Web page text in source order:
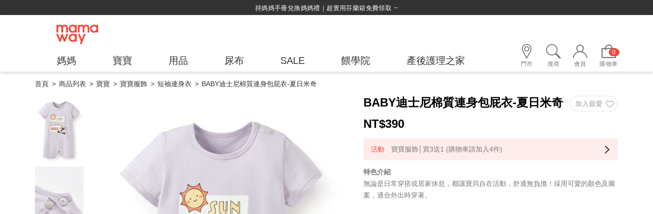
持媽媽手冊兌換媽媽禮｜超實用芬蘭箱免費領取 ~
媽媽 寶寶 用品 尿布 SALE 餵學院 產後護理之家 門市 搜尋 會員
0
購物車
首頁 商品列表 寶寶 寶寶服飾 短袖連身衣 BABY迪士尼棉質連身包屁衣-夏日米奇
BABY迪士尼棉質連身包屁衣-夏日米奇
NT$390
寶寶服飾│買3送1 (購物車請加入4件)
特色介紹
無論是日常穿搭或居家休息，都讓寶貝自在活動，舒適無負擔！採用可愛的顏色及圖
案，適合外出時穿著。